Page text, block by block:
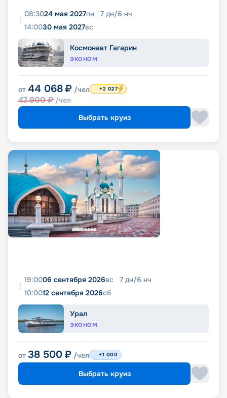
08:3024 мая 2027пн 7 дн/6 нч
14:0030 мая 2027вс
Космонавт Гагарин
ЭКОНОМ
от 44 068 ₽ /чел
47 900₽ /чел
+2 027
Выбрать круиз
19:0006 сентября 2026вс 7 дн/6 нч
10:0012 сентября 2026сб
Урал
ЭКОНОМ
от 38 500 ₽ /чел +1 000
Выбрать круиз